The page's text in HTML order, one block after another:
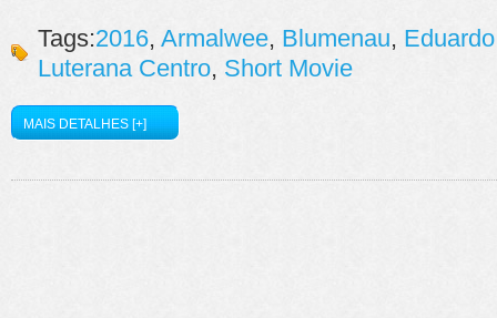
Tags:2016, Armalwee, Blumenau,
Luterana Centro, Short Movie
MAIS DETALHES [+]